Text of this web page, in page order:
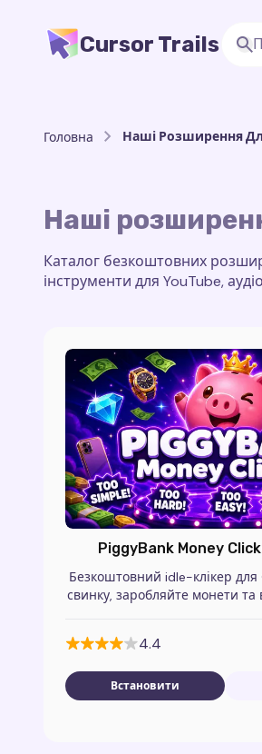
Cursor Trails
Головна Наші Розширення
Наші
Каталог безкоштовних
інструменти для YouTube,
PiggyBank Money
Безкоштовний idle-клікер для
свинку, заробляйте монети та
4.4
Встановити